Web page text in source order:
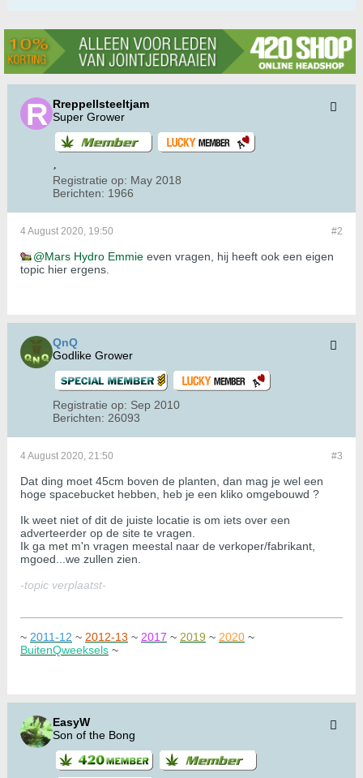
Rreppellsteeltjam
Super Grower
Registratie op: May 2018
Berichten: 1966
#2
4 August 2020, 19:50
Mars Hydro Emmie even vragen, hij heeft ook een eigen
topic hier ergens.
QnQ
Godlike Grower
Registratie op: Sep 2010
Berichten: 26093
#3
4 August 2020, 21:50
Dat ding moet 45cm boven de planten, dan mag je wel een
hoge spacebucket hebben, heb je een kliko omgebouwd ?
Ik weet niet of dit de juiste locatie is om iets over een
adverteerder op de site te vragen.
Ik ga met m'n vragen meestal naar de verkoper/fabrikant,
mgoed...we zullen zien.
-topic verplaatst-
~ 2011-12 ~ 2012-13 ~ 2017 ~ 2019 ~ 2020 ~
BuitenQweeksels ~
EasyW
Son of the Bong